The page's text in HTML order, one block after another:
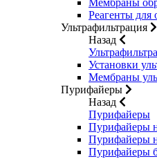
Мембраны
Реагенты для
Ультрафильтрация
Назад
Установки
Мембраны
Пурифайеры
Назад
Пурифайеры
Пурифайеры
Пурифайеры
Пурифайеры